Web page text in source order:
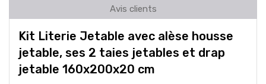
Avis clients
Kit Literie Jetable avec alèse housse
jetable, ses 2 taies jetables et drap
jetable 160x200x20 cm